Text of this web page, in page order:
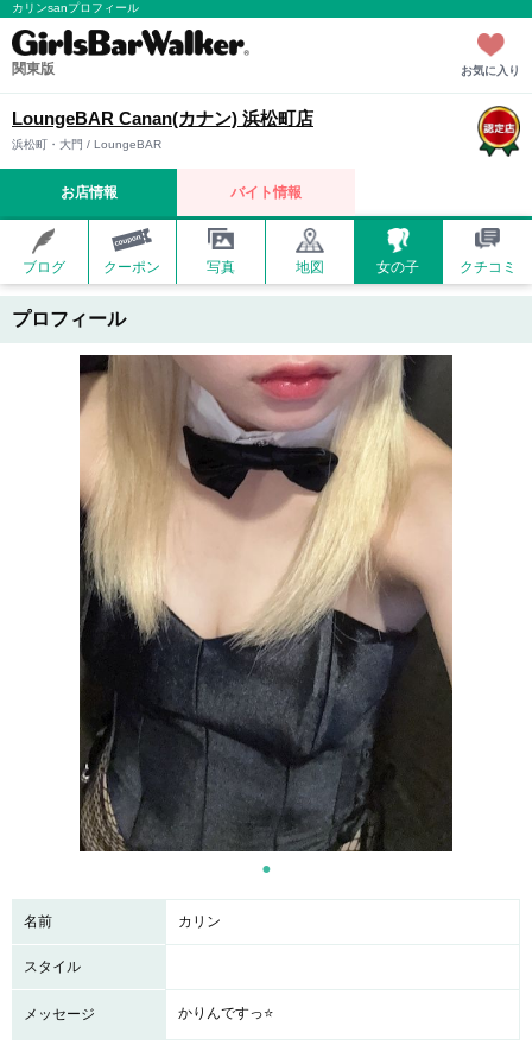
カリンsanプロフィール
関東版 お気に入り
LoungeBAR Canan(カナン) 浜松町店
浜松町・大門 / LoungeBAR
お店情報 バイト情報
ブログ クーポン 写真 地図 女の子 クチコミ
プロフィール
名前 カリン
スタイル
メッセージ かりんですっ⭐️